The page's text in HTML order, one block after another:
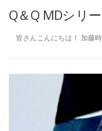
Q＆Q MDシリ
皆さんこんにちは！ 加藤